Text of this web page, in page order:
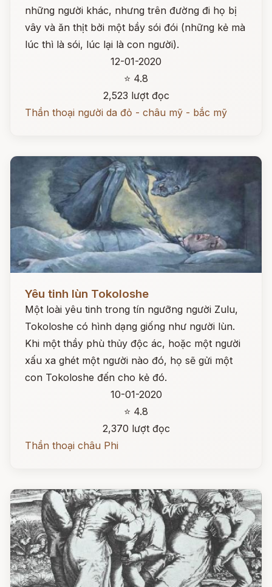
những người khác, nhưng trên đường đi họ bị
vây và ăn thịt bởi một bầy sói đói (những kẻ mà
lúc thì là sói, lúc lại là con người).
12-01-2020
⭐ 4.8
2,523 lượt đọc
Thần thoại người da đỏ - châu mỹ - bắc mỹ
Yêu tinh lùn Tokoloshe
Một loài yêu tinh trong tín ngưỡng người Zulu,
Tokoloshe có hình dạng giống như người lùn.
Khi một thầy phù thủy độc ác, hoặc một người
xấu xa ghét một người nào đó, họ sẽ gửi một
con Tokoloshe đến cho kẻ đó.
10-01-2020
⭐ 4.8
2,370 lượt đọc
Thần thoại châu Phi